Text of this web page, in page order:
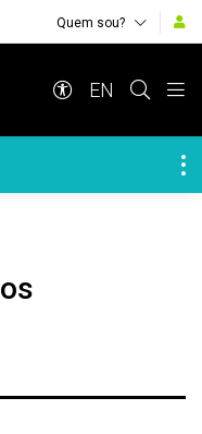
Quem sou?
EN